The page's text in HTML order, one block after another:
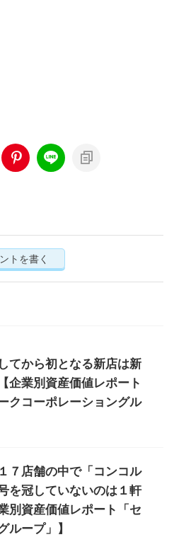
トを書く
てから初となる新店は新
企業別資産価値レポート
クコーポレーショングル
７店舗の中で「コンコル
を冠していないのは１軒
別資産価値レポート「セ
ループ」】